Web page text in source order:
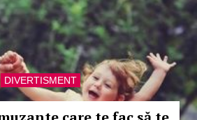
DIVERTISMENT